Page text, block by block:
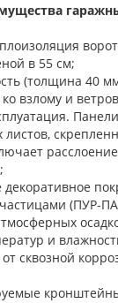
в 55 см;
(толщина 40
ко взлому и
листов,
декоративное
(ПУР-
и
сквозной